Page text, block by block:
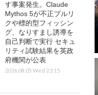
す事案発生。Claude
Mythos 5が不正プルリ
クや標的型フィッシン
グ、なりすまし誘導を
自己判断で実行 セキュ
リティ試験結果を英政
府機関が公表
2026.08.05 Wed 23:15